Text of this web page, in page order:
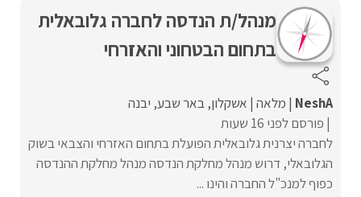
מנהל/ת הנדסה לחב‎רה גלובאלית
בתחום הבטחוני והאזרחי
NeshA מלאה אשקלון באר שבע יבנה
פורסם לפני 16 שעות
לחברה יצרנית גלובאלית הפועלת בתחום האזרחי והצבאי בשוק
הגלובאלי, דרוש מנהל מחלקת הנדסה מנהל מחלקת ההנדסה
כפוף למנכ"ל החברה והינו ...